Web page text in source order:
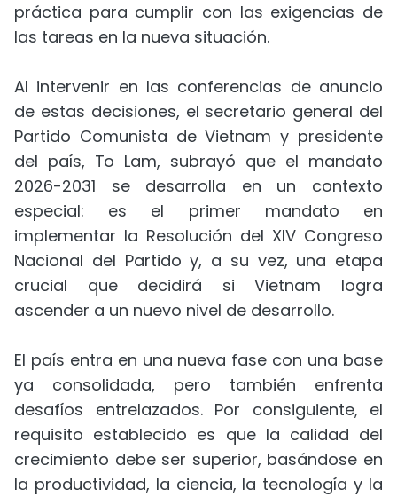
práctica para cumplir con las exigencias de
las tareas en la nueva situación.
Al intervenir en las conferencias de anuncio
de estas decisiones, el secretario general del
Partido Comunista de Vietnam y presidente
del país, To Lam, subrayó que el mandato
2026-2031 se desarrolla en un contexto
especial: es el primer mandato en
implementar la Resolución del XIV Congreso
Nacional del Partido y, a su vez, una etapa
crucial que decidirá si Vietnam logra
ascender a un nuevo nivel de desarrollo.
El país entra en una nueva fase con una base
ya consolidada, pero también enfrenta
desafíos entrelazados. Por consiguiente, el
requisito establecido es que la calidad del
crecimiento debe ser superior, basándose en
la productividad, la ciencia, la tecnología y la